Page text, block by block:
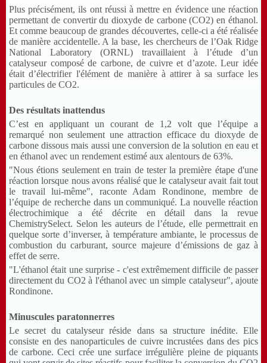
Plus précisément, ils ont réussi à mettre en évidence une réaction
permettant de convertir du dioxyde de carbone (CO2) en éthanol.
Et comme beaucoup de grandes découvertes, celle-ci a été réalisée
de manière accidentelle. A la base, les chercheurs de l’Oak Ridge
National Laboratory (ORNL) travaillaient à l’étude d’un
catalyseur composé de carbone, de cuivre et d’azote. Leur idée
était d’électrifier l'élément de manière à attirer à sa surface les
particules de CO2.
Des résultats inattendus
C’est en appliquant un courant de 1,2 volt que l’équipe a
remarqué non seulement une attraction efficace du dioxyde de
carbone dissous mais aussi une conversion de la solution en eau et
en éthanol avec un rendement estimé aux alentours de 63%.
"Nous étions seulement en train de tester la première étape d'une
réaction lorsque nous avons réalisé que le catalyseur avait fait tout
le travail lui-même", raconte Adam Rondinone, membre de
l’équipe de recherche dans un communiqué. La nouvelle réaction
électrochimique a été décrite en détail dans la revue
ChemistrySelect. Selon les auteurs de l’étude, elle permettrait en
quelque sorte d’inverser, à température ambiante, le processus de
combustion du carburant, source majeure d’émissions de gaz à
effet de serre.
"L'éthanol était une surprise - c'est extrêmement difficile de passer
directement du CO2 à l'éthanol avec un simple catalyseur", ajoute
Rondinone.
Minuscules paratonnerres
Le secret du catalyseur réside dans sa structure inédite. Elle
consiste en des nanoparticules de cuivre incrustées dans des pics
de carbone. Ceci crée une surface irrégulière pleine de piquants